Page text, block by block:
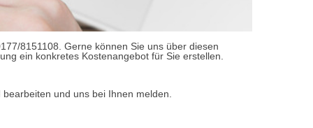
8151108. Gerne können Sie uns über diesen
ein konkretes Kostenangebot für Sie erstellen.
und uns bei Ihnen melden.